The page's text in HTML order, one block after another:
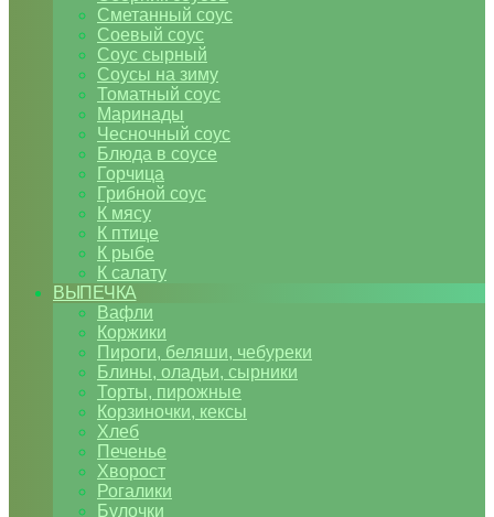
Сметанный соус
Соевый соус
Соус сырный
Соусы на зиму
Томатный соус
Маринады
Чесночный соус
Блюда в соусе
Горчица
Грибной соус
К мясу
К птице
К рыбе
К салату
ВЫПЕЧКА
Вафли
Коржики
Пироги, беляши, чебуреки
Блины, оладьи, сырники
Торты, пирожные
Корзиночки, кексы
Хлеб
Печенье
Хворост
Рогалики
Булочки